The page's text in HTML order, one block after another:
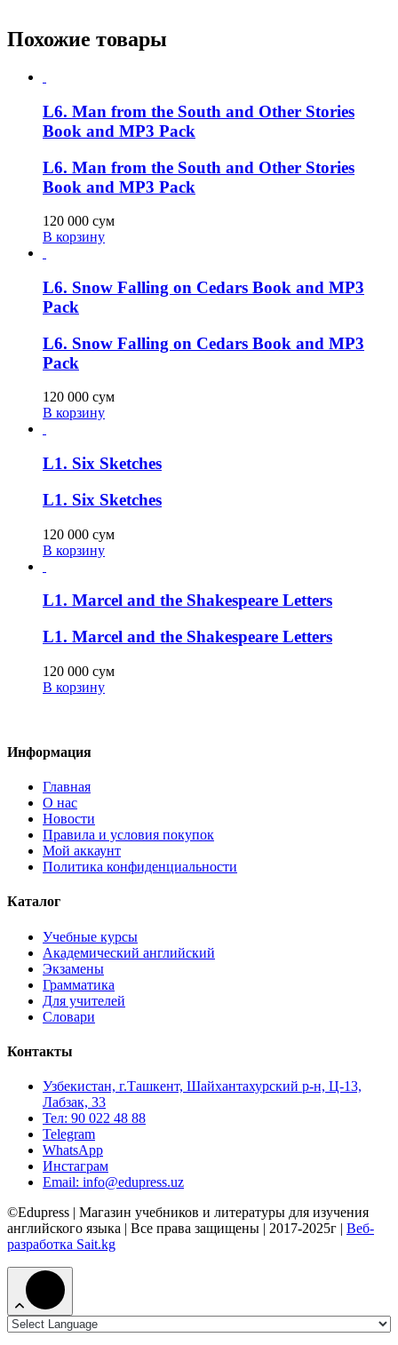
Похожие товары
L6. Man from the South and Other Stories
Book and MP3 Pack
L6. Man from the South and Other Stories
Book and MP3 Pack
120 000 сум
В корзину
L6. Snow Falling on Cedars Book and MP3
Pack
L6. Snow Falling on Cedars Book and MP3
Pack
120 000 сум
В корзину
L1. Six Sketches
L1. Six Sketches
120 000 сум
В корзину
L1. Marcel and the Shakespeare Letters
L1. Marcel and the Shakespeare Letters
120 000 сум
В корзину
Информация
Главная
О нас
Новости
Правила и условия покупок
Мой аккаунт
Политика конфиденциальности
Каталог
Учебные курсы
Академический английский
Экзамены
Грамматика
Для учителей
Словари
Контакты
Узбекистан, г.Ташкент, Шайхантахурский р-н, Ц-13,
Лабзак, 33
Тел: 90 022 48 88
Telegram
WhatsApp
Инстаграм
Email: info@edupress.uz
©Edupress | Магазин учебников и литературы для изучения
английского языка | Все права защищены | 2017-2025г | Веб-
разработка Sait.kg